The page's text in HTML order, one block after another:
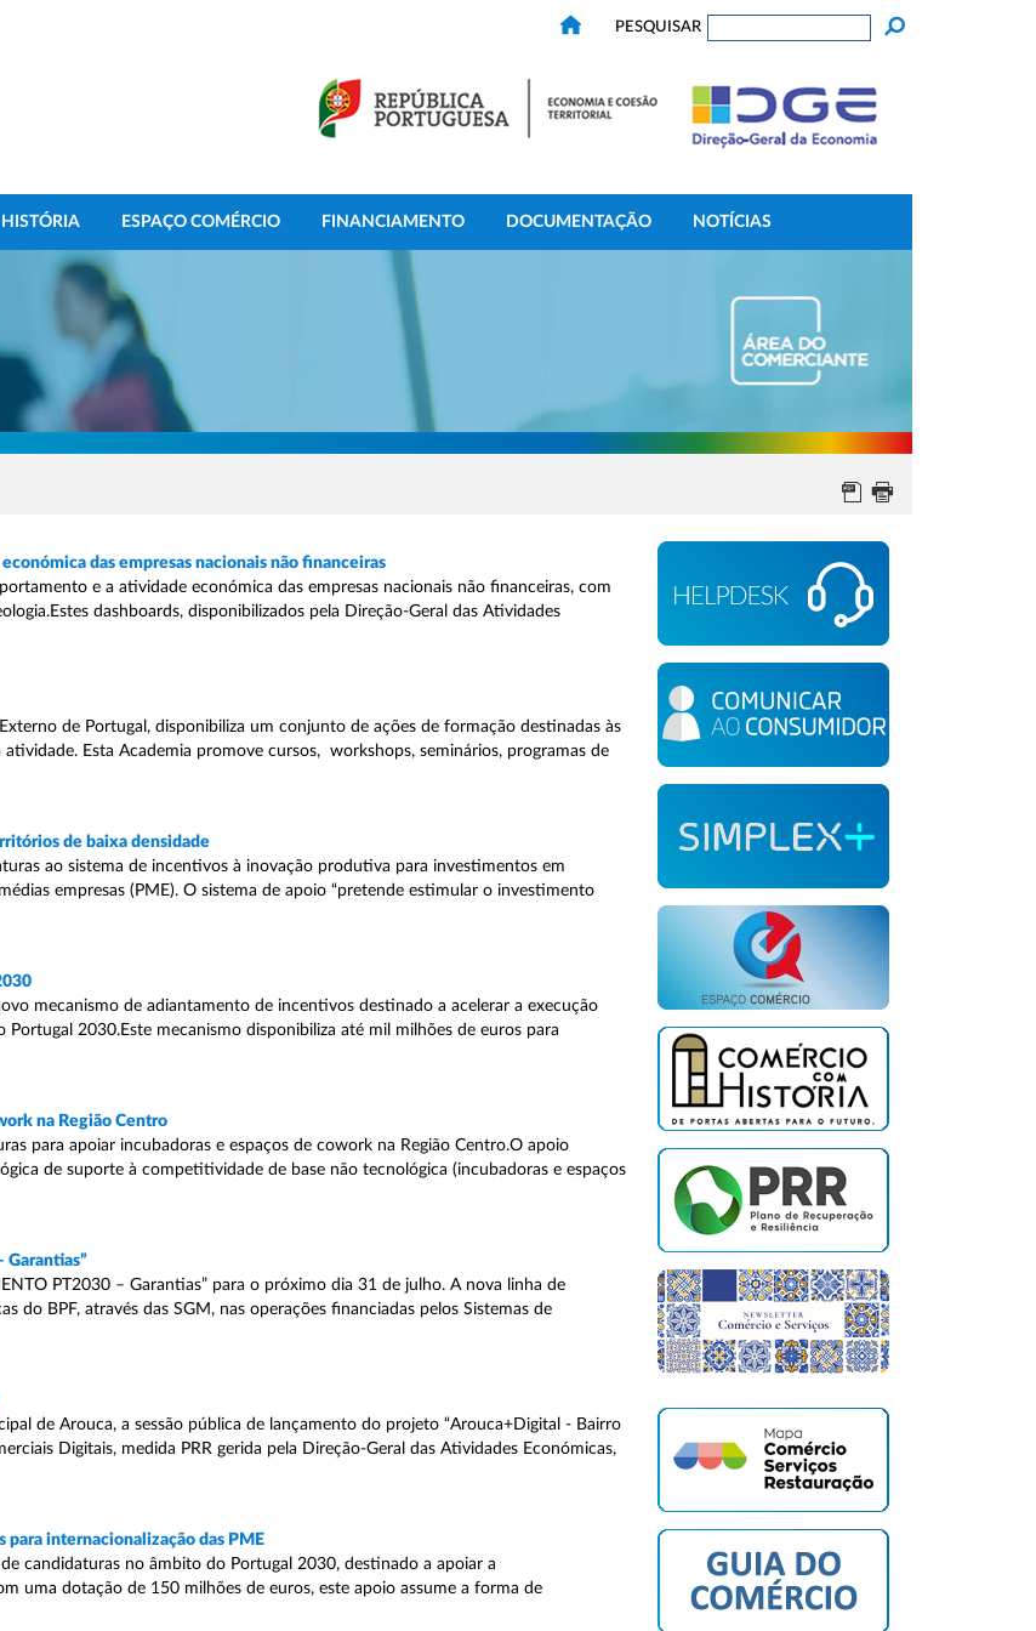
PESQUISAR
ESPAÇO COMÉRCIO FINANCIAMENTO DOCUMENTAÇÃO NOTÍCIAS
das empresas nacionais não financeiras
e a atividade económica das empresas nacionais não financeiras, com
dashboards, disponibilizados pela Direção-Geral das Atividades
de Portugal, disponibiliza um conjunto de ações de formação destinadas às
Esta Academia promove cursos, workshops, seminários, programas de
de baixa densidade
ao sistema de incentivos à inovação produtiva para investimentos em
empresas (PME). O sistema de apoio “pretende estimular o investimento
mecanismo de adiantamento de incentivos destinado a acelerar a execução
2030.Este mecanismo disponibiliza até mil milhões de euros para
na Região Centro
para apoiar incubadoras e espaços de cowork na Região Centro.O apoio
de suporte à competitividade de base não tecnológica (incubadoras e espaços
Garantias”
PT2030 – Garantias” para o próximo dia 31 de julho. A nova linha de
BPF, através das SGM, nas operações financiadas pelos Sistemas de
de Arouca, a sessão pública de lançamento do projeto “Arouca+Digital - Bairro
Digitais, medida PRR gerida pela Direção-Geral das Atividades Económicas,
para internacionalização das PME
candidaturas no âmbito do Portugal 2030, destinado a apoiar a
uma dotação de 150 milhões de euros, este apoio assume a forma de